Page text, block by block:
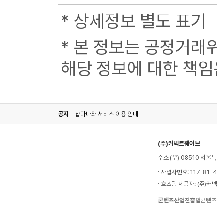
* 상세정보 별도 표기
* 본 정보는 공정거래
해당 정보에 대한 책
공지 샵다나와 서비스 이용 안내
(주)커넥트웨이브
주소 (우) 08510 서울
사업자번호: 117-81-
호스팅 제공자: (주)커
콘텐츠산업진흥법콘텐